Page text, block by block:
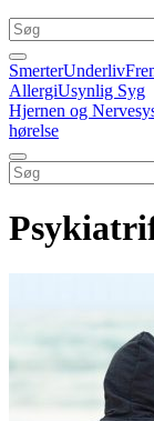
SmerterUnderliv
AllergiUsynlig Syg
Hjernen og
hørelse